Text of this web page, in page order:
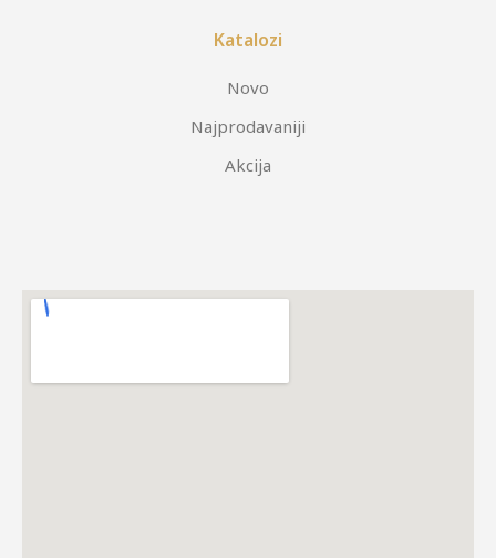
Katalozi
Novo
Najprodavaniji
Akcija